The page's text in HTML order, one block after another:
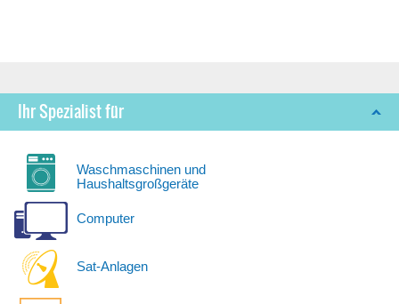
Ihr Spezialist für
Waschmaschinen und
Haushaltsgroßgeräte
Computer
Sat-Anlagen